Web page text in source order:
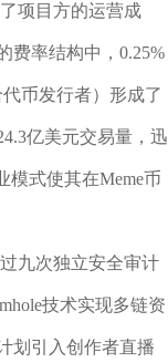
项目方的运营成
费率结构中，0.25%
币发行者）形成了
亿美元交易量，迅
模式使其在Meme币
九次独立安全审计
技术实现多链资
划引入创作者直播